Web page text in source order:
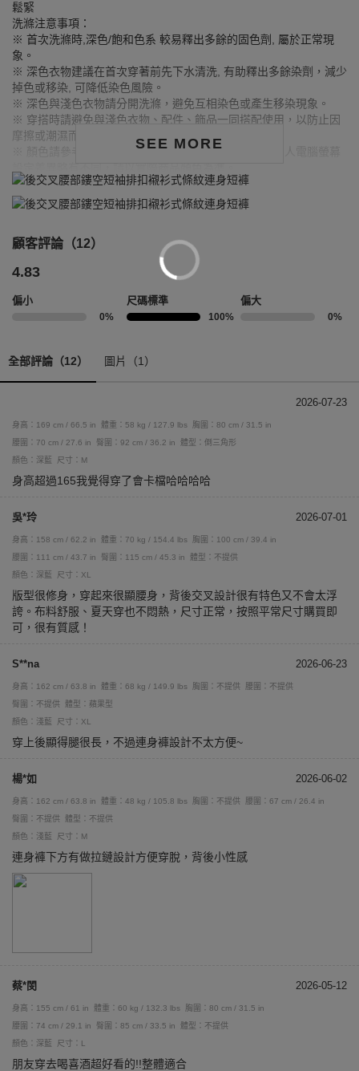
SEE MORE
鬆緊
洗滌注意事項：
※ 首次洗滌時,深色/飽和色系 較易釋出多餘的固色劑, 屬於正常現
象。
※ 深色衣物建議在首次穿著前先下水清洗, 有助釋出多餘染劑，減少
掉色或移染, 可降低染色風險。
※ 深色與淺色衣物請分開洗滌，避免互相染色或產生移染現象。
※ 穿搭時請避免與淺色衣物、配件、飾品一同搭配使用，以防止因
摩擦或潮濕而導致染色。
※ 顏色請參考單品圖片較為接近，但因圖檔顏色會因個人電腦螢幕
MODEL資訊
腰圍Waist：61cm／臀圍hips：87cm
試穿報告：模特兒穿著S號
顧客評論（12）
4.83
偏小
0%
尺碼標準
100%
偏大
0%
全部評論（12） 圖片（1）
2026-07-23
身高：169 cm / 66.5 in 體重：58 kg / 127.9 lbs
胸圍：80 cm / 31.5 in
腰圍：70 cm / 27.6 in
臀圍：92 cm / 36.2 in
體型：倒三角形
顏色：深藍
尺寸：M
身高超過165我覺得穿了會卡檔哈哈哈哈
吳*玲 2026-07-01
身高：158 cm / 62.2 in 體重：70 kg / 154.4 lbs
胸圍：100 cm / 39.4 in
腰圍：111 cm / 43.7 in
臀圍：115 cm / 45.3 in
體型：不提供
顏色：深藍
尺寸：XL
版型很修身，穿起來很顯腰身，背後交叉設計很有特色又不會太浮
誇。布料舒服、夏天穿也不悶熱，尺寸正常，按照平常尺寸購買即
可，很有質感！
S**na 2026-06-23
身高：162 cm / 63.8 in 體重：68 kg / 149.9 lbs 胸圍：不提供
腰圍：不提供
臀圍：不提供
體型：蘋果型
顏色：淺藍
尺寸：XL
穿上後顯得腿很長，不過連身褲設計不太方便~
楊*如 2026-06-02
身高：162 cm / 63.8 in 體重：48 kg / 105.8 lbs 胸圍：不提供
腰圍：67 cm / 26.4 in
臀圍：不提供
體型：不提供
顏色：淺藍
尺寸：M
連身褲下方有做拉鏈設計方便穿脫，背後小性感
蔡*閔 2026-05-12
身高：155 cm / 61 in 體重：60 kg / 132.3 lbs
胸圍：80 cm / 31.5 in
腰圍：74 cm / 29.1 in
臀圍：85 cm / 33.5 in
體型：不提供
顏色：深藍
尺寸：L
朋友穿去喝喜酒超好看的!!整體適合